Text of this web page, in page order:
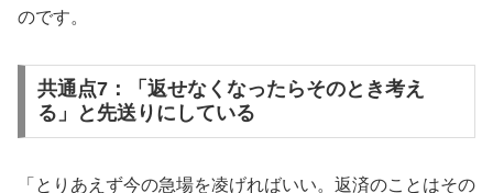
のです。
共通点7：「返せなくなったらそのとき考え
る」と先送りにしている
「とりあえず今の急場を凌げればいい。返済のことはその